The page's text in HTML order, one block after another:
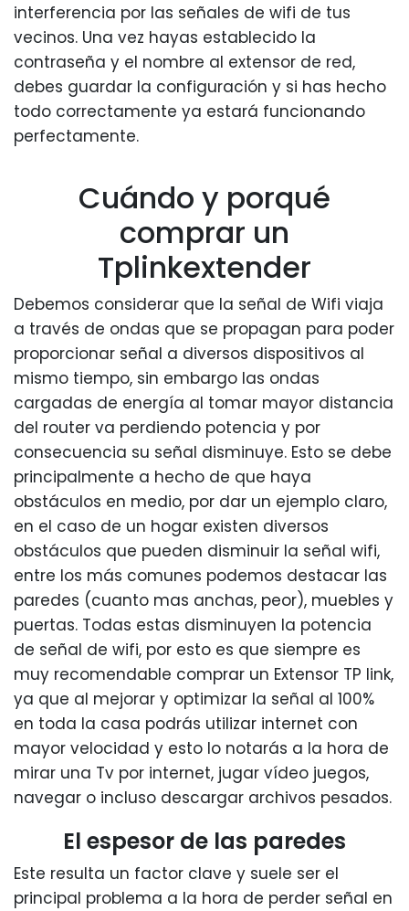
interferencia por las señales de wifi de tus
vecinos. Una vez hayas establecido la
contraseña y el nombre al extensor de red,
debes guardar la configuración y si has hecho
todo correctamente ya estará funcionando
perfectamente.
Cuándo y porqué
comprar un
Tplinkextender
Debemos considerar que la señal de Wifi viaja
a través de ondas que se propagan para poder
proporcionar señal a diversos dispositivos al
mismo tiempo, sin embargo las ondas
cargadas de energía al tomar mayor distancia
del router va perdiendo potencia y por
consecuencia su señal disminuye. Esto se debe
principalmente a hecho de que haya
obstáculos en medio, por dar un ejemplo claro,
en el caso de un hogar existen diversos
obstáculos que pueden disminuir la señal wifi,
entre los más comunes podemos destacar las
paredes (cuanto mas anchas, peor), muebles y
puertas. Todas estas disminuyen la potencia
de señal de wifi, por esto es que siempre es
muy recomendable comprar un Extensor TP link,
ya que al mejorar y optimizar la señal al 100%
en toda la casa podrás utilizar internet con
mayor velocidad y esto lo notarás a la hora de
mirar una Tv por internet, jugar vídeo juegos,
navegar o incluso descargar archivos pesados.
El espesor de las paredes
Este resulta un factor clave y suele ser el
principal problema a la hora de perder señal en